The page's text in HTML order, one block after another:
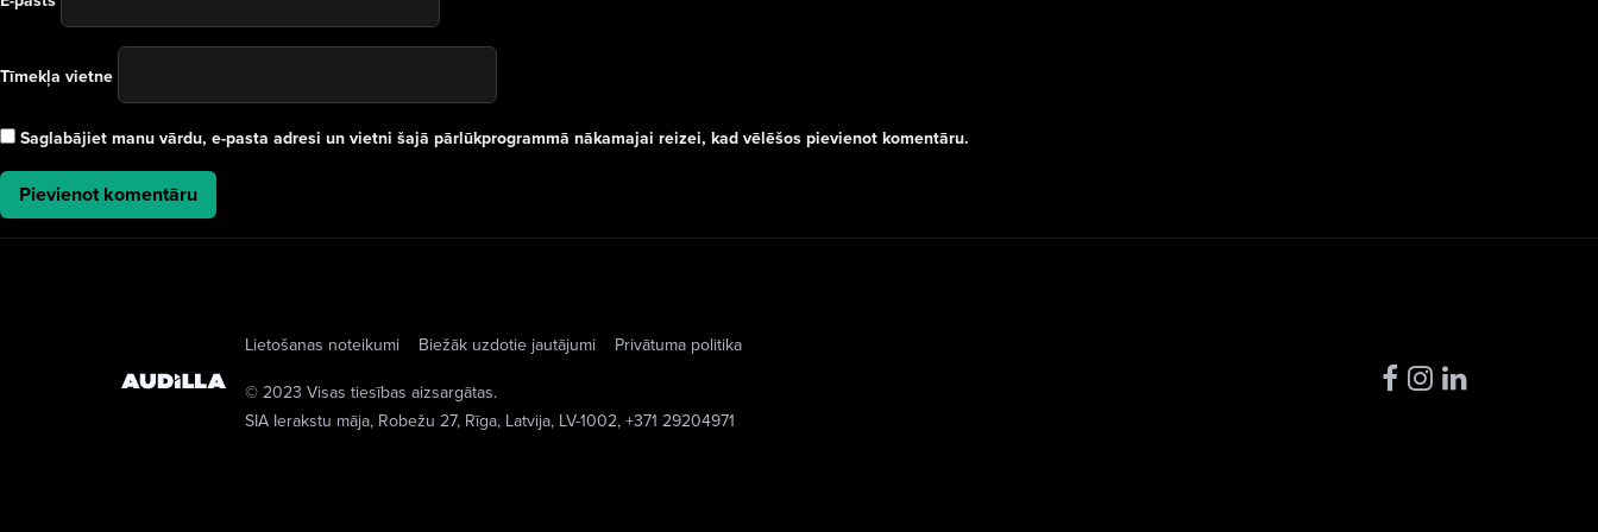
Tīmekļa vietne
Saglabājiet manu vārdu, e-pasta adresi un vietni šajā pārlūkprogrammā nākamajai reizei, kad vēlēšos pievienot komentāru.
Lietošanas noteikumi Biežāk uzdotie jautājumi
Privātuma politika
© 2023 Visas tiesības aizsargātas.
SIA Ierakstu māja, Robežu 27, Rīga, Latvija, LV-1002, +371 29204971